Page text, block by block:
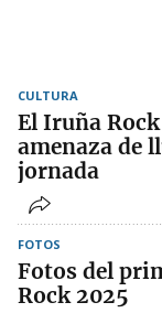
CULTURA
El Iruña
amenaza de
jornada
FOTOS
Fotos del
Rock 2025